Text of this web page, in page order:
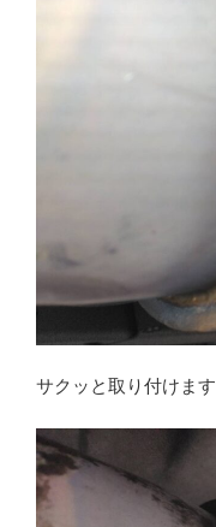
サクッと取り付けます